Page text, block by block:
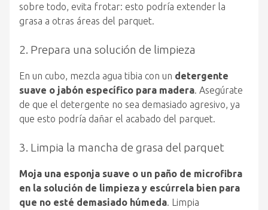
sobre todo, evita frotar: esto podría extender la
grasa a otras áreas del parquet.
2. Prepara una solución de limpieza
En un cubo, mezcla agua tibia con un detergente
suave o jabón específico para madera. Asegúrate
de que el detergente no sea demasiado agresivo, ya
que esto podría dañar el acabado del parquet.
3. Limpia la mancha de grasa del parquet
Moja una esponja suave o un paño de microfibra
en la solución de limpieza y escúrrela bien para
que no esté demasiado húmeda. Limpia